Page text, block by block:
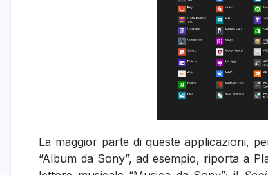
La maggior parte di queste applicazioni,
“Album da Sony”, ad esempio, riporta a